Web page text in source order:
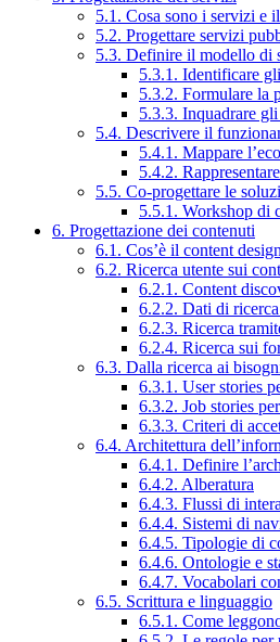
5.1. Cosa sono i servizi e
5.2. Progettare servizi
5.3. Definire il modello di
5.3.1. Identificare
5.3.2. Formulare la
5.3.3. Inquadrare
5.4. Descrivere il
5.4.1. Mappare
5.4.2.
5.5. Co-progettare le
5.5.1. Workshop di
6. Progettazione dei contenuti
6.1. Cos’è il content design
6.2. Ricerca utente sui
6.2.1. Content
6.2.2. Dati di
6.2.3. Ricerca
6.2.4. Ricerca sui
6.3. Dalla ricerca ai
6.3.1. User stories
6.3.2. Job stories
6.3.3. Criteri di
6.4. Architettura
6.4.1. Definire
6.4.2. Alberatura
6.4.3. Flussi di
6.4.4. Sistemi di
6.4.5. Tipologie di
6.4.6. Ontologie e
6.4.7. Vocabolari
6.5. Scrittura e linguaggio
6.5.1. Come